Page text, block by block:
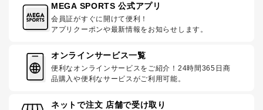
MEGA SPORTS 公式アプリ
会員証がすぐに開けて便利！
アプリクーポンや最新情報をお知らせします。
オンラインサービス一覧
便利なオンラインサービスをご紹介！24時間365日商
品購入や便利なサービスがご利用可能。
ネットで注文 店舗で受け取り